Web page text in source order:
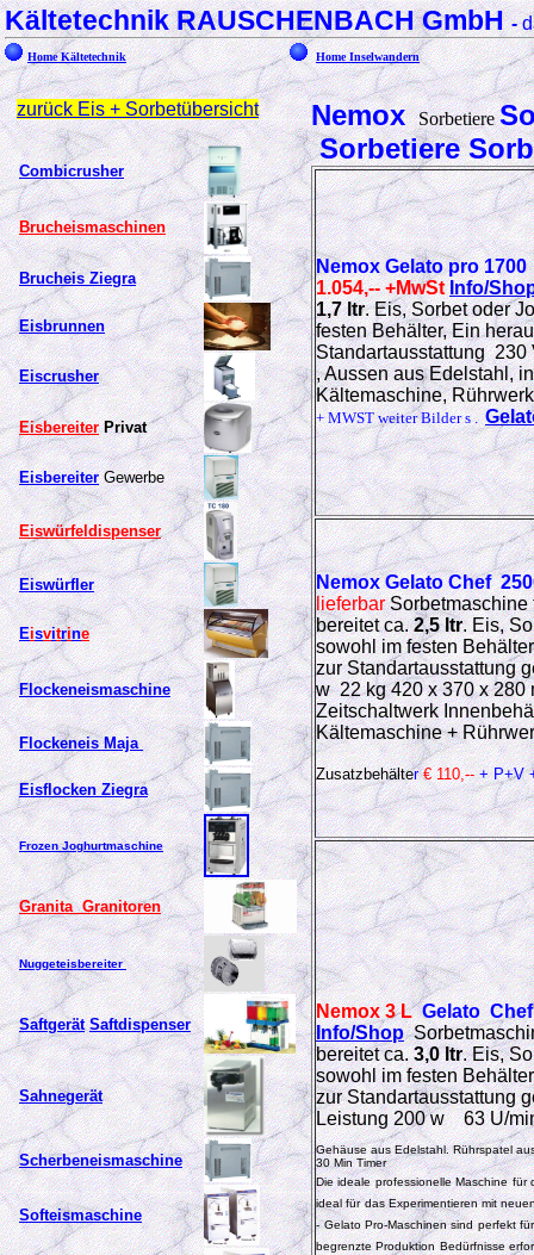
Kältetechnik RAUSCHENBACH GmbH-
Home Kältetechnik Home Inselwandern
zurück Eis + Sorbetübersicht
Combicrusher
Brucheismaschinen
Brucheis Ziegra
Eisbrunnen
Eiscrusher
EisbereiterPrivat
Eisbereiter Gewerbe
Eiswürfeldispenser
Eiswürfler
Eisvitrine
Flockeneismaschine
Flockeneis Maja
Eisflocken Ziegra
Frozen Joghurtmaschine
Granita Granitoren
Nuggeteisbereiter
Saftgerät Saftdispenser
Sahnegerät
Scherbeneismaschine
Softeismaschine
NemoxSorbetiere
Sorbetiere
NemoxGelato pro
1.054,-- +MwStInfo/
1,7 ltr. Eis, Sorbet oder
festen Behälter, Ein
Standartausstattung 230
, Aussen aus Edelstahl,
Kältemaschine,
+ MWST weiter Bilder s .
NemoxGelato Chef
lieferbarSorbetmaschine
bereitet ca.2,5 ltr. Eis,
sowohl im festen
zur Standartausstattung
w 22 kg 420 x 370 x 280
Zeitschaltwerk
Kältemaschine +
Zusatzbehälter€ 110,-- + P+V
Nemox 3 L Gelato
Info/Shop
bereitet ca.3,0 ltr. Eis,
sowohl im festen
zur Standartausstattung
Leistung 200 w 63 U/
Gehäuse aus Edelstahl. Rührspatel
30 Min Timer
Die ideale professionelle Maschine für
ideal für das Experimentieren mit
- Gelato Pro-Maschinen sind perfekt
begrenzte Produktion Bedürfnisse